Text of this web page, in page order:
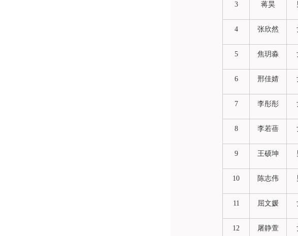
3 蒋昊
4 张欣然
5 焦玥淼
6 邢佳婧
7 李彤彤
8 李若蓓
9 王硕坤
10 陈志伟
11 屈文媛
12 屠静萱